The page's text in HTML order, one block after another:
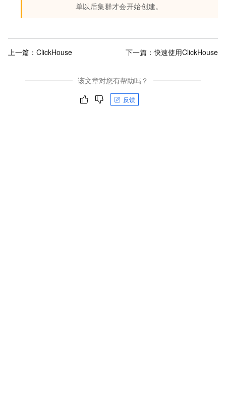
单以后集群才会开始创建。
上一篇： ClickHouse 下一篇：快速使用ClickHouse
该文章对您有帮助吗？
反馈